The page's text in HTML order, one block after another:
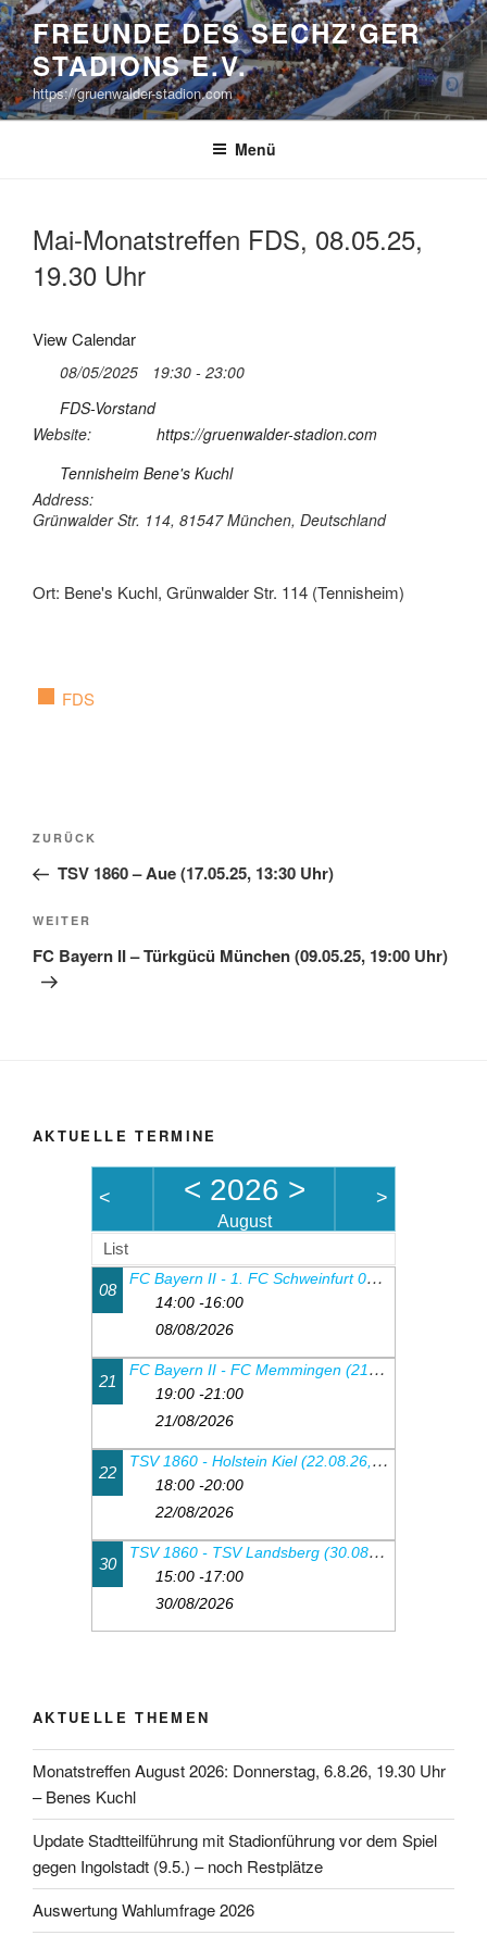
Zum
Inhalt
springen
FREUNDE DES SECHZ'GER
STADIONS E.V.
https://gruenwalder-stadion.com
Menü
Mai-Monatstreffen FDS, 08.05.25,
19.30 Uhr
View Calendar
08/05/2025
19:30 - 23:00
FDS-Vorstand
Website:
https://gruenwalder-stadion.com
Tennisheim Bene's Kuchl
Address:
Grünwalder Str. 114, 81547 München, Deutschland
Ort: Bene's Kuchl, Grünwalder Str. 114 (Tennisheim)
FDS
Beitragsnavigation
Vorheriger
Beitrag
ZURÜCK
TSV 1860 – Aue (17.05.25, 13:30 Uhr)
Nächster
Beitrag
WEITER
FC Bayern II – Türkgücü München (09.05.25, 19:00 Uhr)
AKTUELLE TERMINE
< < 2026 >
August
>
List
08
FC Bayern II - 1. FC Schweinfurt 05 (08.08.26, 14.00 Uhr)
14:00 -16:00
08/08/2026
21
FC Bayern II - FC Memmingen (21.08.26, 19.00 Uhr)
19:00 -21:00
21/08/2026
22
TSV 1860 - Holstein Kiel (22.08.26, 18:00Uhr)
18:00 -20:00
22/08/2026
30
TSV 1860 - TSV Landsberg (30.08.26, 15:00Uhr)
15:00 -17:00
30/08/2026
AKTUELLE THEMEN
Monatstreffen August 2026: Donnerstag, 6.8.26, 19.30 Uhr
– Benes Kuchl
Update Stadtteilführung mit Stadionführung vor dem Spiel
gegen Ingolstadt (9.5.) – noch Restplätze
Auswertung Wahlumfrage 2026